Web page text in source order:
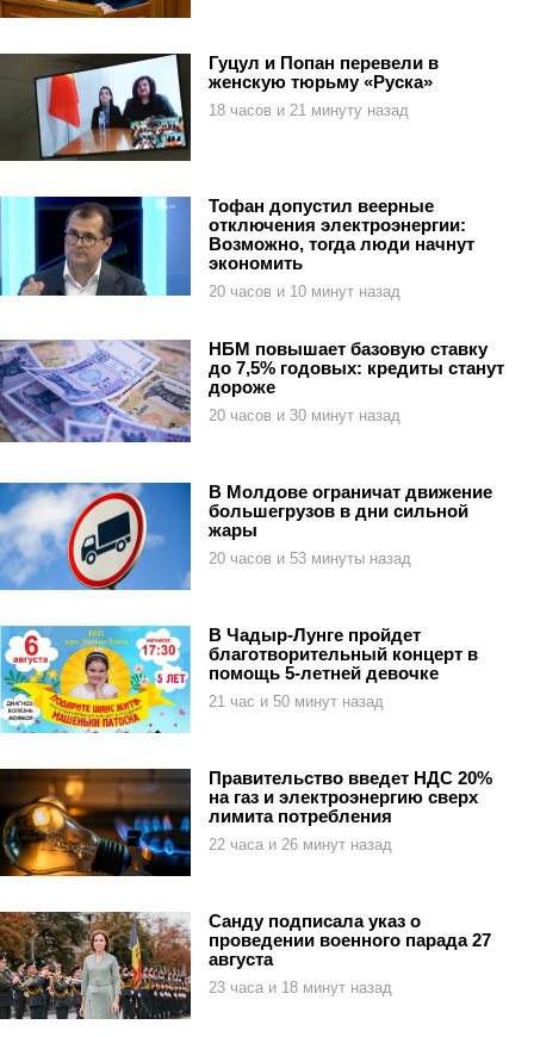
Гуцул и Попан перевели в
женскую тюрьму «Руска»
18 часов и 21 минуту назад
Тофан допустил веерные
отключения электроэнергии:
Возможно, тогда люди начнут
экономить
20 часов и 10 минут назад
НБМ повышает базовую ставку
до 7,5% годовых: кредиты станут
дороже
20 часов и 30 минут назад
В Молдове ограничат движение
большегрузов в дни сильной
жары
20 часов и 53 минуты назад
В Чадыр-Лунге пройдет
благотворительный концерт в
помощь 5-летней девочке
21 час и 50 минут назад
Правительство введет НДС 20%
на газ и электроэнергию сверх
лимита потребления
22 часа и 26 минут назад
Санду подписала указ о
проведении военного парада 27
августа
23 часа и 18 минут назад